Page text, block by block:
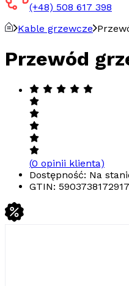
(+48) 508 617 398
Kable grzewcze
Przewód
(0 opinii klienta)
Dostępność: Na
GTIN: 5903738172917